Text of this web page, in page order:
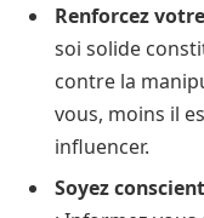
Renforcez
soi solide
contre la
vous, moins il
influencer.
Soyez